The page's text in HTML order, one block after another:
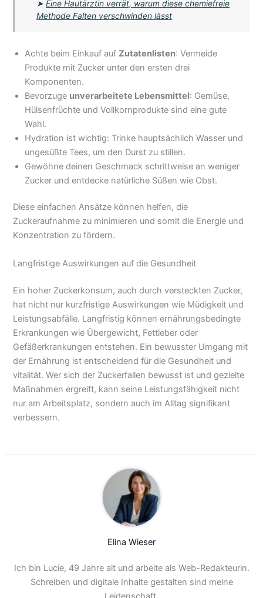
➤Eine Hautärztin verrät, warum diese chemiefreie
Methode Falten verschwinden lässt
Achte beim Einkauf aufZutatenlisten: Vermeide
Produkte mit Zucker unter den ersten drei
Komponenten.
Bevorzuge unverarbeitete Lebensmittel: Gemüse,
Hülsenfrüchte und Vollkornprodukte sind eine gute
Wahl.
Hydration ist wichtig: Trinke hauptsächlich Wasser und
ungesüßte Tees, um den Durst zu stillen.
Gewöhne deinen Geschmack schrittweise an weniger
Zucker und entdecke natürliche Süßen wie Obst.
Diese einfachen Ansätze können helfen, die
Zuckeraufnahme zu minimieren und somit die Energie und
Konzentration zu fördern.
Langfristige Auswirkungen auf die Gesundheit
Ein hoher Zuckerkonsum, auch durch versteckten Zucker,
hat nicht nur kurzfristige Auswirkungen wie Müdigkeit und
Leistungsabfälle. Langfristig können ernährungsbedingte
Erkrankungen wie Übergewicht, Fettleber oder
Gefäßerkrankungen entstehen. Ein bewusster Umgang mit
der Ernährung ist entscheidend für die Gesundheit und
vitalität. Wer sich der Zuckerfallen bewusst ist und gezielte
Maßnahmen ergreift, kann seine Leistungsfähigkeit nicht
nur am Arbeitsplatz, sondern auch im Alltag signifikant
verbessern.
Elina Wieser
Ich bin Lucie, 49 Jahre alt und arbeite als Web-Redakteurin.
Schreiben und digitale Inhalte gestalten sind meine